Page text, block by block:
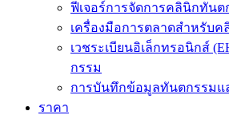
ฟีเจอร์การจัดการคลินิกทันต
เครื่องมือการตลาดสำหรับ
เวชระเบียนอิเล็กทรอนิกส์
กรรม
การบันทึกข้อมูลทันตกรรมแ
ราคา